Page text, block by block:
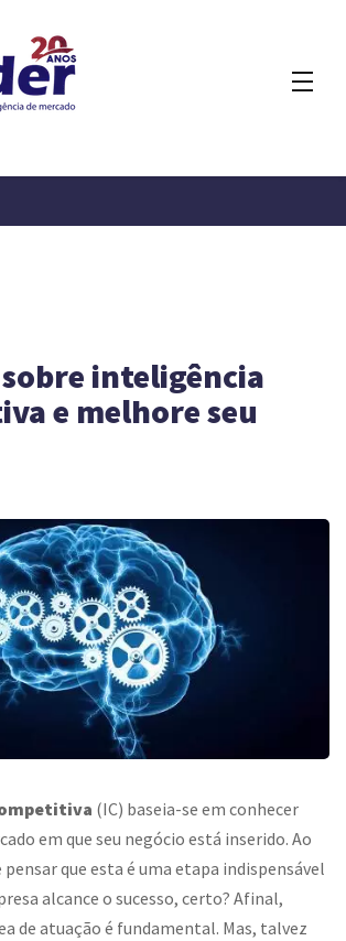
inteligência
e melhore seu
(IC) baseia-se em conhecer
em que seu negócio está inserido. Ao
pensar que esta é uma etapa indispensável
alcance o sucesso, certo? Afinal,
de atuação é fundamental. Mas, talvez